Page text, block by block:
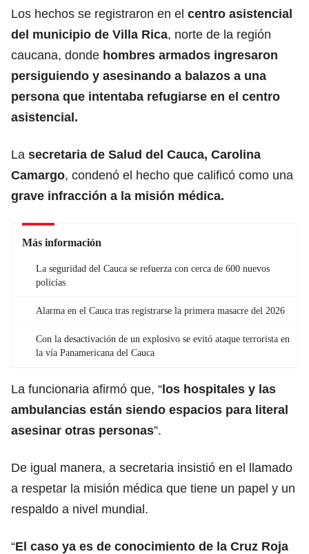
Los hechos se registraron en el centro asistencial
del municipio de Villa Rica, norte de la región
caucana, donde hombres armados ingresaron
persiguiendo y asesinando a balazos a una
persona que intentaba refugiarse en el centro
asistencial.
La secretaria de Salud del Cauca, Carolina
Camargo, condenó el hecho que calificó como una
grave infracción a la misión médica.
Más información
La seguridad del Cauca se refuerza con cerca de 600 nuevos
policías
Alarma en el Cauca tras registrarse la primera masacre del 2026
Con la desactivación de un explosivo se evitó ataque terrorista en
la vía Panamericana del Cauca
La funcionaria afirmó que, “los hospitales y las
ambulancias están siendo espacios para literal
asesinar otras personas”.
De igual manera, a secretaria insistió en el llamado
a respetar la misión médica que tiene un papel y un
respaldo a nivel mundial.
“El caso ya es de conocimiento de la Cruz Roja